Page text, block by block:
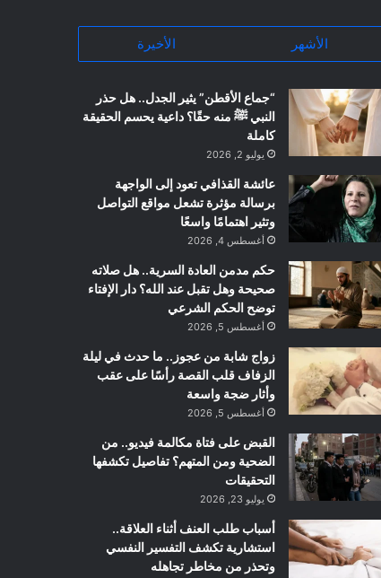
الأشهر الأخيرة
“جماع الأقطن” يثير الجدل.. هل حذر
النبي ﷺ منه حقًا؟ داعية يحسم الحقيقة
كاملة
يوليو 2, 2026
عائشة القذافي تعود إلى الواجهة
برسالة مؤثرة تشعل مواقع التواصل
وتثير اهتمامًا واسعًا
أغسطس 4, 2026
حكم مدمن العادة السرية.. هل صلاته
صحيحة وهل تقبل عند الله؟ دار الإفتاء
توضح الحكم الشرعي
أغسطس 5, 2026
زواج شابة من عجوز.. ما حدث في ليلة
الزفاف قلب القصة رأسًا على عقب
وأثار ضجة واسعة
أغسطس 5, 2026
القبض على فتاة مكالمة فيديو.. من
الضحية ومن المتهم؟ تفاصيل تكشفها
التحقيقات
يوليو 23, 2026
أسباب طلب العنف أثناء العلاقة..
استشارية تكشف التفسير النفسي
وتحذر من مخاطر تجاهله